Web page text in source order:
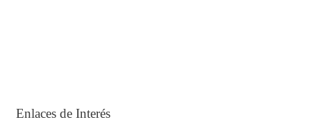
Enlaces de Interés